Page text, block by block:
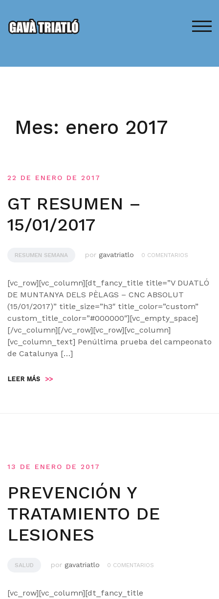
contenido
Mes: enero 2017
22 DE ENERO DE 2017
GT RESUMEN –
15/01/2017
RESUMEN SEMANA por gavatriatlo 0 COMENTARIOS
[vc_row][vc_column][dt_fancy_title title=”V DUATLÓ
DE MUNTANYA DELS PÈLAGS – CNC ABSOLUT
(15/01/2017)” title_size=”h3″ title_color=”custom”
custom_title_color=”#000000″][vc_empty_space]
[/vc_column][/vc_row][vc_row][vc_column]
[vc_column_text] Penúltima prueba del campeonato
de Catalunya […]
LEER MÁS >>
13 DE ENERO DE 2017
PREVENCIÓN Y
TRATAMIENTO DE
LESIONES
SALUD por gavatriatlo 0 COMENTARIOS
[vc_row][vc_column][dt_fancy_title